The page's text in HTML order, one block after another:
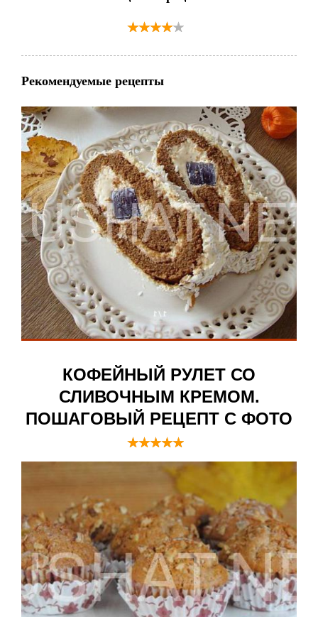
Рекомендуемые рецепты
КОФЕЙНЫЙ РУЛЕТ СО
СЛИВОЧНЫМ КРЕМОМ.
ПОШАГОВЫЙ РЕЦЕПТ С ФОТО